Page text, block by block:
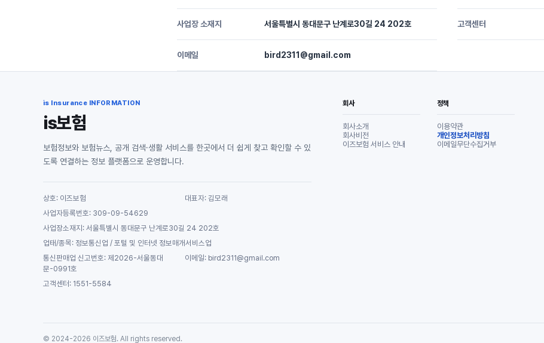
사업장 소재지 서울특별시 동대문구 난계로30길 24 202호 고객센터
이메일 bird2311@gmail.com
is Insurance INFORMATION
is보험
보험정보와 보험뉴스, 공개 검색·생활 서비스를 한곳에서 더 쉽게 찾고 확인할 수 있
도록 연결하는 정보 플랫폼으로 운영합니다.
상호: 이즈보험
대표자: 김모래
사업자등록번호: 309-09-54629
사업장소재지: 서울특별시 동대문구 난계로30길 24 202호
업태/종목: 정보통신업 / 포털 및 인터넷 정보매개서비스업
통신판매업 신고번호: 제2026-서울동대
문-0991호
이메일: bird2311@gmail.com
고객센터: 1551-5584
회사
회사소개
회사비전
이즈보험 서비스 안내
정책
이용약관
개인정보처리방침
이메일무단수집거부
© 2024-2026 이즈보험. All rights reserved.